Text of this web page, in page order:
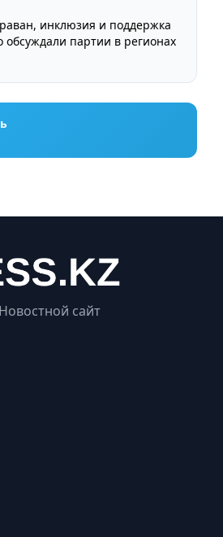
инклюзия и поддержка
обсуждали партии в регионах
сайт